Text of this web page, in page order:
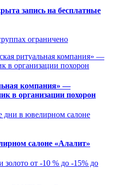
запись на бесплатные
ограничено
компания» —
в организации похорон
салоне «Алалит»
золото от -10 % до -15% до